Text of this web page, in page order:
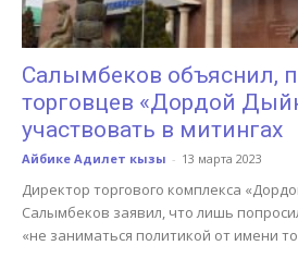
Салымбеков объяснил,
торговцев «Дордой
участвовать в митингах
Айбике Адилет кызы - 13 марта 2023
Директор торгового комплекса
Салымбеков заявил, что лишь
«не заниматься политикой от имени